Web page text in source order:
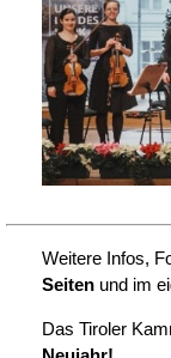
Weitere Infos,
Seiten und im
Das Tiroler